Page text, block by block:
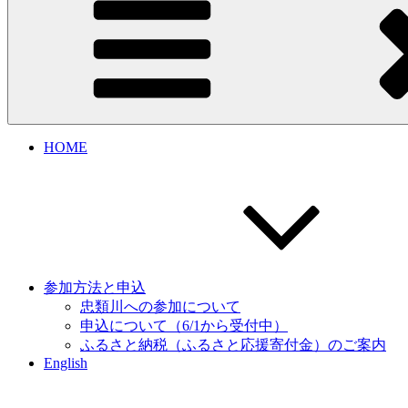
HOME
参加方法と申込
忠類川への参加について
申込について（6/1から受付中）
ふるさと納税（ふるさと応援寄付金）のご案内
English